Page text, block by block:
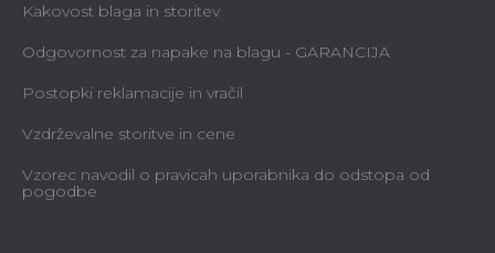
Kakovost blaga in storitev
Odgovornost za napake na blagu - GARANCIJA
Postopki reklamacije in vračil
Vzdrževalne storitve in cene
Vzorec navodil o pravicah uporabnika do odstopa od
pogodbe